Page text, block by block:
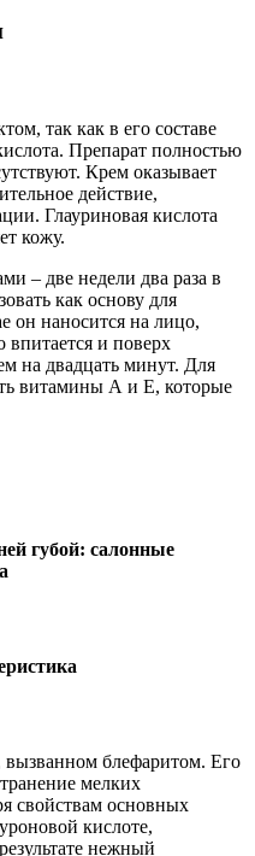
так как в его составе
Препарат полностью
Крем оказывает
действие,
Глауриновая кислота
кожу.
– две недели два раза в
как основу для
он наносится на лицо,
и поверх
на двадцать минут. Для
витамины А и Е, которые
губой: салонные
вызванном блефаритом. Его
мелких
свойствам основных
кислоте,
нежный